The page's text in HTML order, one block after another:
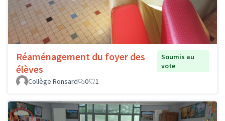
Réaménagement du foyer des
élèves
Soumis au
vote
Collège Ronsard
0 1